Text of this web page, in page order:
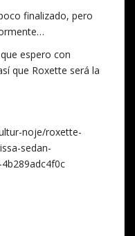
finalizado, pero
espero con
que Roxette será la
noje/roxette-
sedan-